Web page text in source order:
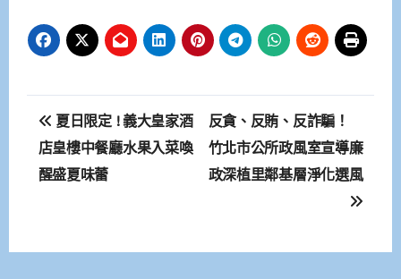
文
章
導
夏日限定 ! 義大皇家酒
店皇樓中餐廳水果入菜喚
醒盛夏味蕾
反貪、反賄、反詐騙！
竹北市公所政風室宣導廉
政深植里鄰基層淨化選風